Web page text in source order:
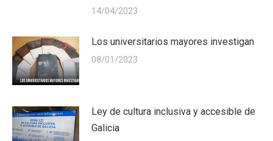
14/04/2023
Los universitarios mayores investigan
08/01/2023
Ley de cultura inclusiva y accesible de
Galicia